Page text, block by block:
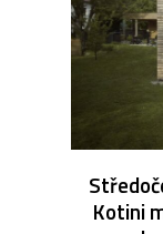
Kotini